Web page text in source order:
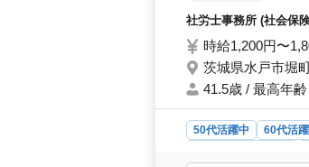
通
スキ
社労士事務所 (社会保
時給1,200円〜
茨城県水戸市堀
41.5歳 / 最高年
50代活躍中 60代活